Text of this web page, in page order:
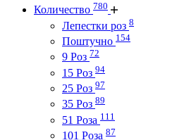
Количество 780
Лепестки роз 8
Поштучно 154
9 Роз 72
15 Роз 94
25 Роз 97
35 Роз 89
51 Роза 111
101 Роза 87